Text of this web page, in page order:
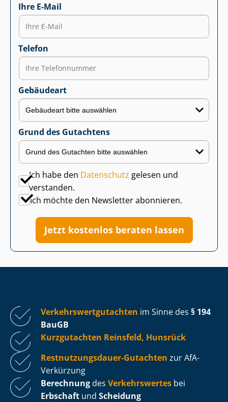
Ihre E-Mail
Telefon
Gebäudeart
Grund des Gutachtens
Ich habe den Datenschutz gelesen und
verstanden.
Ich möchte den Newsletter abonnieren.
Jetzt kostenlos beraten lassen
Ver­kehrs­wert­gut­ach­ten im Sinne des § 194
BauGB
Kurzgutachten Reinsfeld, Hunsrück
Rest­nut­zungs­dau­er-Gutachten zur AfA-
Verkürzung
Berechnung des Verkehrswertes bei
Erbschaft und Scheidung